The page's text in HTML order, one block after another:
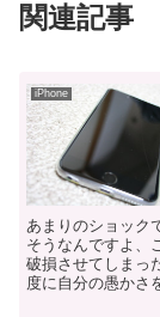
関連記事
iPhone
あまりのショック
そうなんですよ、
破損させてしまっ
度に自分の愚かさ